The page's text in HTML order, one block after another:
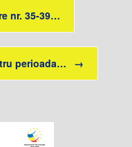
nr. 35-39…
perioada… →